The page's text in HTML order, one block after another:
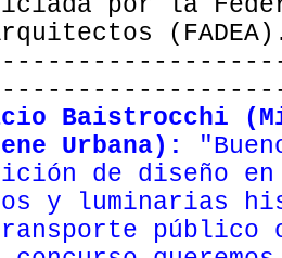
Baistrocchi
Urbana):
de diseño
y luminarias
público